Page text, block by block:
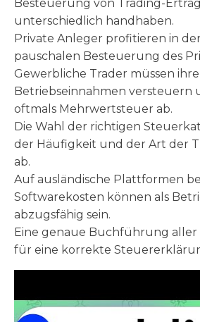
Besteuerung von Trading-
unterschiedlich handhaben.
Private Anleger profitieren in
pauschalen Besteuerung des
Gewerbliche Trader müssen
Betriebseinnahmen versteuern
oftmals Mehrwertsteuer ab.
Die Wahl der richtigen
der Häufigkeit und der Art der
ab.
Auf ausländische Plattformen
Softwarekosten können als
abzugsfähig sein.
Eine genaue Buchführung aller
für eine korrekte